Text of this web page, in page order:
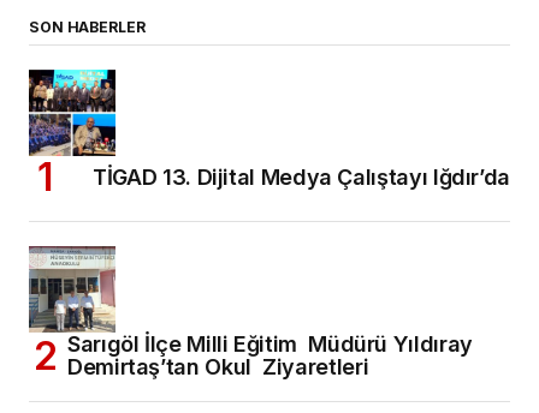
SON HABERLER
TİGAD 13. Dijital Medya Çalıştayı Iğdır’da
Sarıgöl İlçe Milli Eğitim Müdürü Yıldıray
Demirtaş’tan Okul Ziyaretleri